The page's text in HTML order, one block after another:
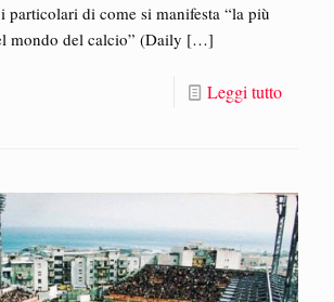
particolari di come si manifesta “la più
mondo del calcio” (Daily […]
Leggi tutto